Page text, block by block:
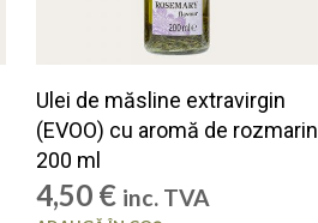
Ulei de măsline extravirgin
(EVOO) cu aromă de rozmarin
200 ml
4,50 € inc. TVA